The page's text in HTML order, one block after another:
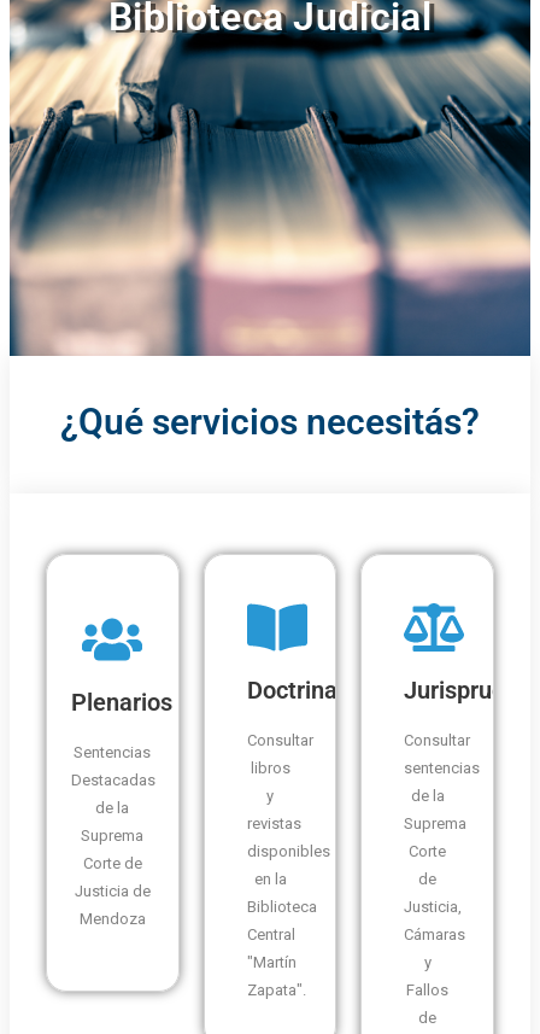
Biblioteca Judicial
¿Qué servicios necesitás?
Plenarios
Sentencias
Destacadas
de la
Suprema
Corte de
Justicia de
Mendoza
Doctrina
Consultar
libros
y
revistas
disponibles
en la
Biblioteca
Central
"Martín
Zapata".
Consultar
sentencias
de la
Suprema
Corte
de
Justicia,
Cámaras
y
Fallos
de